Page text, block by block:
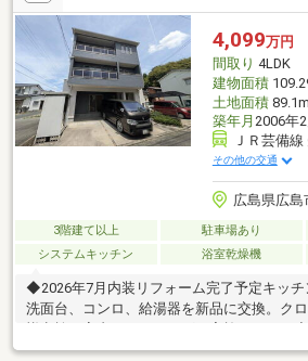
4,099万円
間取り 4LDK
建物面積
土地面積89.1m
築年月 2006年
ＪＲ芸備
その他の交通
広島県広島
3階建て以上 駐車場あり
システムキッチン
浴室乾燥機
◆2026年7月内装リフォーム完了予定キッチ
洗面台、コンロ、給湯器を新品に交換。ク
車可能お車を並列で2台駐車できるスペース